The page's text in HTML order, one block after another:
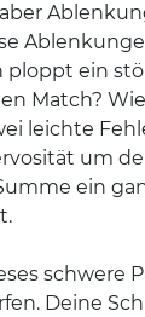
ploppt ein
Match?
leichte
um
ein
schwere
Deine